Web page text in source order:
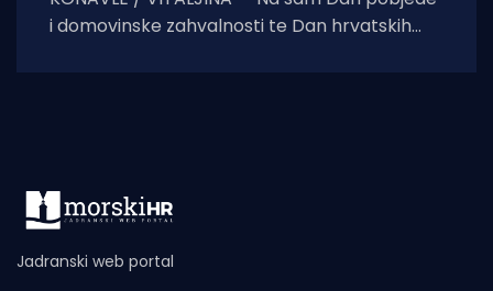
i domovinske zahvalnosti te Dan hrvatskih
Jadranski web portal